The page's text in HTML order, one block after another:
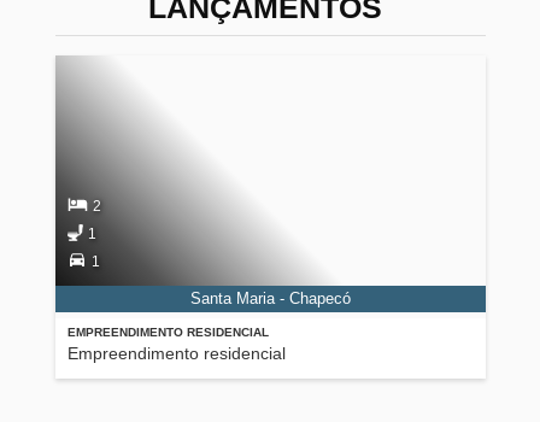
LANÇAMENTOS
EMPREENDIMENTO RESIDENCIAL
Empreendimento residencial
2
1
1
Santa Maria - Chapecó